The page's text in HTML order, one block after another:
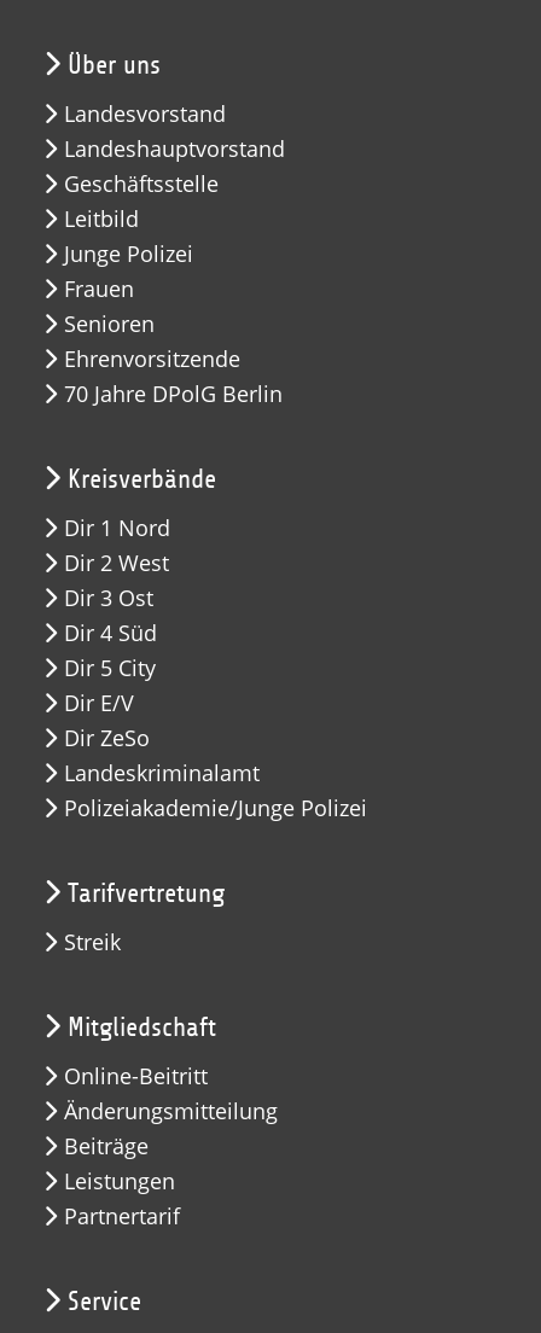
Über uns
Landesvorstand
Landeshauptvorstand
Geschäftsstelle
Leitbild
Junge Polizei
Frauen
Senioren
Ehrenvorsitzende
70 Jahre DPolG Berlin
Kreisverbände
Dir 1 Nord
Dir 2 West
Dir 3 Ost
Dir 4 Süd
Dir 5 City
Dir E/V
Dir ZeSo
Landeskriminalamt
Polizeiakademie/Junge Polizei
Tarifvertretung
Streik
Mitgliedschaft
Online-Beitritt
Änderungsmitteilung
Beiträge
Leistungen
Partnertarif
Service